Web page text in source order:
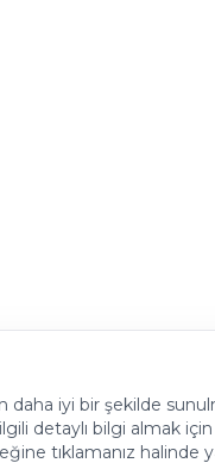
daha iyi bir şekilde
detaylı bilgi almak için
tıklamanız halinde